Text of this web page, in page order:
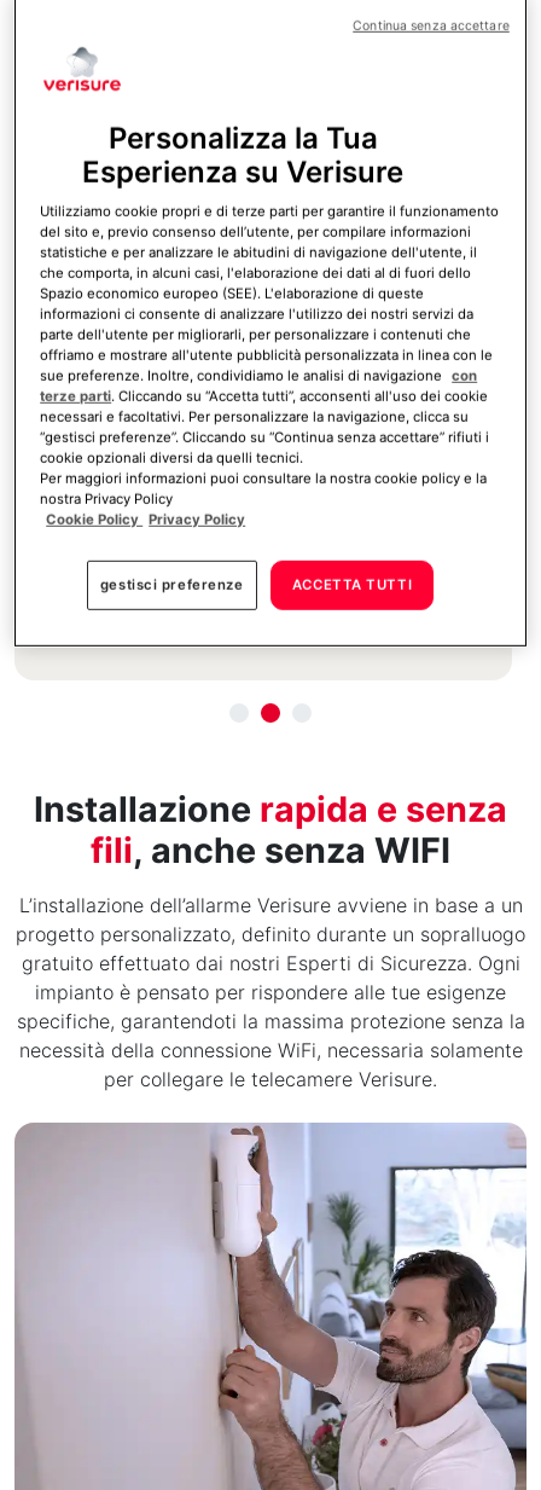
Fase 2: Verifica della Centrale
Operativa Verisure
Le Guardie Giurate, che presiedono la
Centrale Operativa Verisure 24 ore su 24,
verificano in tempo reale l’effettività del
immagini e video. Questo processo permette
ridurre i falsi allarmi fino al 99,8%
Installazione rapida e senza
fili, anche senza WIFI
L’installazione dell’allarme Verisure avviene in base a un
progetto personalizzato, definito durante un sopralluogo
gratuito effettuato dai nostri Esperti di Sicurezza. Ogni
impianto è pensato per rispondere alle tue esigenze
specifiche, garantendoti la massima protezione senza la
necessità della connessione WiFi, necessaria solamente
per collegare le telecamere Verisure.
Personalizza la Tua
Esperienza su Verisure
Utilizziamo cookie propri e di terze parti per garantire il funzionamento
del sito e, previo consenso dell’utente, per compilare informazioni
statistiche e per analizzare le abitudini di navigazione dell'utente, il
che comporta, in alcuni casi, l'elaborazione dei dati al di fuori dello
Spazio economico europeo (SEE). L'elaborazione di queste
informazioni ci consente di analizzare l'utilizzo dei nostri servizi da
parte dell'utente per migliorarli, per personalizzare i contenuti che
offriamo e mostrare all'utente pubblicità personalizzata in linea con le
sue preferenze. Inoltre, condividiamo le analisi di navigazione
con
terze parti. Cliccando su “Accetta tutti”, acconsenti all'uso dei cookie
necessari e facoltativi. Per personalizzare la navigazione, clicca su
“gestisci preferenze”. Cliccando su “Continua senza accettare” rifiuti i
cookie opzionali diversi da quelli tecnici.
Per maggiori informazioni puoi consultare la nostra cookie policy e la
nostra Privacy Policy
Cookie Policy Privacy Policy
gestisci preferenze ACCETTA TUTTI
Continua senza accettare